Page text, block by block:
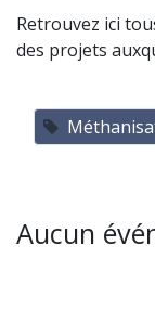
Retrouvez ici
des projets
Aucun